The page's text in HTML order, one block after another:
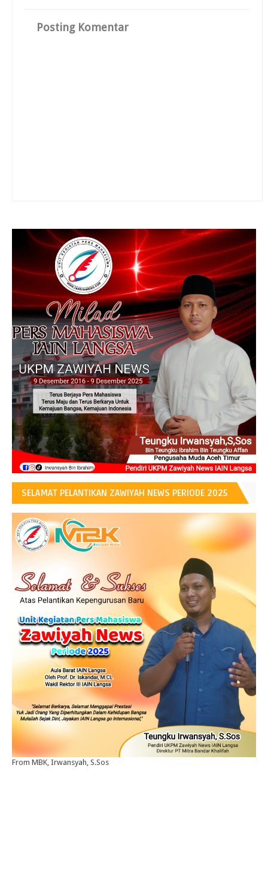
Posting Komentar
SELAMAT PELANTIKAN ZAWIYAH NEWS PERIODE 2025
From MBK, Irwansyah, S.Sos